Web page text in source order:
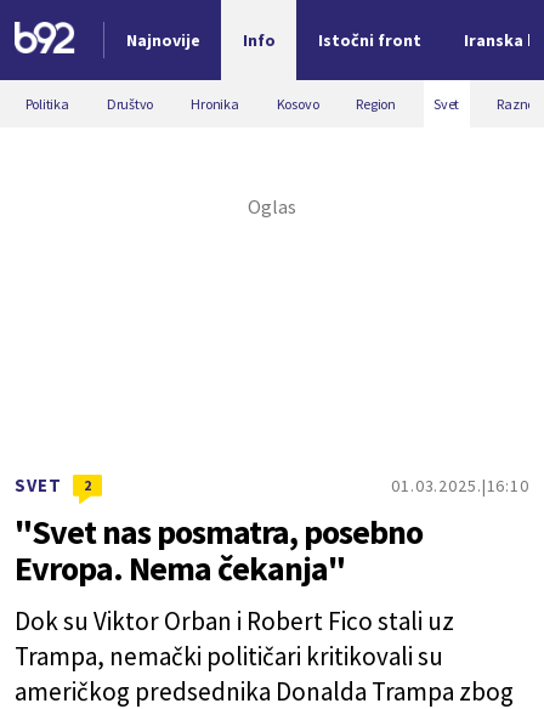
Najnovije Info Istočni front Iranska
Nova vest
Politika Društvo Hronika Kosovo Region Svet Razno
SVET 2 01.03.2025. 16:10
"Svet nas posmatra, posebno
Evropa. Nema čekanja"
Dok su Viktor Orban i Robert Fico stali uz
Trampa, nemački političari kritikovali su
američkog predsednika Donalda Trampa zbog